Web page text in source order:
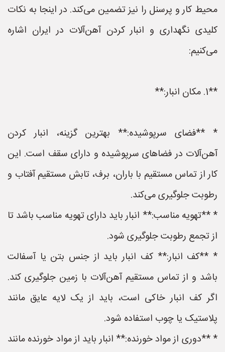
محیط کار و پرسنل را نیز تضمین می‌کند. در اینجا به نکات
کلیدی نگهداری و انبار کردن آهن‌آلات در ایران اشاره
می‌کنیم:
**1. مکان انبار:**
* **فضای سرپوشیده:** بهترین گزینه، انبار کردن
آهن‌آلات در فضاهای سرپوشیده و دارای سقف است. این
کار از تماس مستقیم با باران، برف، تابش مستقیم آفتاب و
رطوبت جلوگیری می‌کند.
* **تهویه مناسب:** انبار باید دارای تهویه مناسب باشد تا
از تجمع رطوبت جلوگیری شود.
* **کف انبار:** کف انبار باید از جنس بتن یا آسفالت
باشد و از تماس مستقیم آهن‌آلات با زمین جلوگیری کند.
اگر کف انبار خاکی است، باید از یک لایه عایق مانند
پلاستیک یا چوب استفاده شود.
* **دوری از مواد خورنده:** انبار باید از مواد خورنده مانند